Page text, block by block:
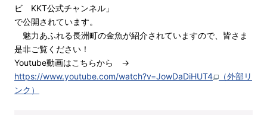
ビ KKT公式チャンネル」
で公開されています。
魅力あふれる長洲町の金魚が紹介されていますので、皆さま
是非ご覧ください！
Youtube動画はこちらから →
https://www.youtube.com/watch?v=JowDaDiHUT4
（外部リ
ンク）